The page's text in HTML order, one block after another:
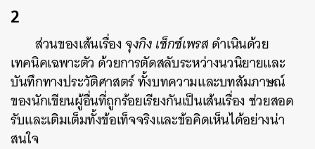
2
ส่วนของเส้นเรื่องจุงกิง เซ็กซ์เพรสดำเนินด้วย
เทคนิคเฉพาะตัว ด้วยการตัดสลับระหว่างนวนิยาย​และ
บันทึกทางประวัติศาสตร์ ทั้งบทความและบทสัมภาษณ์
ของนักเขียนผู้อื่นที่ถูกร้อยเรียงกันเป็นเส้นเรื่อง ช่วยสอด
รับและเติมเต็มทั้งข้อเท็จจริงและข้อคิดเห็นได้อย่างน่า
สนใจ